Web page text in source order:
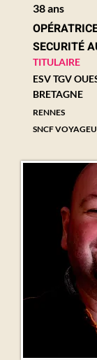
38 ans
TITULAIRE
SECURITÉ
ESV TGV
BRETAGNE
RENNES
SNCF